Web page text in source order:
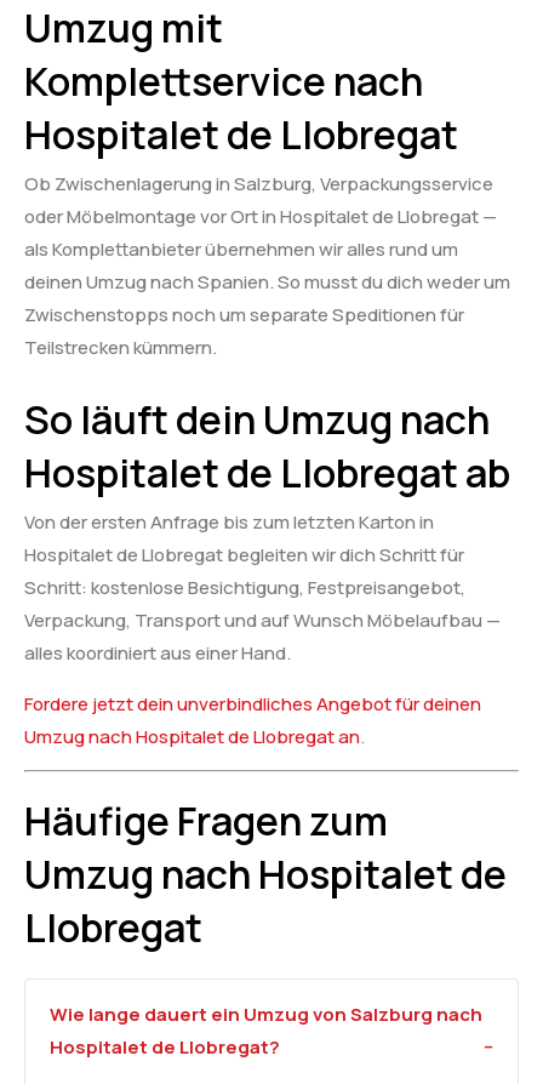
Umzug mit
Komplettservice nach
Hospitalet de Llobregat
Ob Zwischenlagerung in Salzburg, Verpackungsservice
oder Möbelmontage vor Ort in Hospitalet de Llobregat —
als Komplettanbieter übernehmen wir alles rund um
deinen Umzug nach Spanien. So musst du dich weder um
Zwischenstopps noch um separate Speditionen für
Teilstrecken kümmern.
So läuft dein Umzug nach
Hospitalet de Llobregat ab
Von der ersten Anfrage bis zum letzten Karton in
Hospitalet de Llobregat begleiten wir dich Schritt für
Schritt: kostenlose Besichtigung, Festpreisangebot,
Verpackung, Transport und auf Wunsch Möbelaufbau —
alles koordiniert aus einer Hand.
Fordere jetzt dein unverbindliches Angebot für deinen
Umzug nach Hospitalet de Llobregat an.
Häufige Fragen zum
Umzug nach Hospitalet de
Llobregat
Wie lange dauert ein Umzug von Salzburg nach
Hospitalet de Llobregat?